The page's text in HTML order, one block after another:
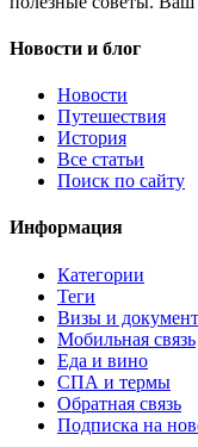
Новости и блог
Новости
Путешествия
История
Все статьи
Поиск по сайту
Информация
Категории
Теги
Визы и
Мобильная связь
Еда и вино
СПА и термы
Обратная связь
Подписка на